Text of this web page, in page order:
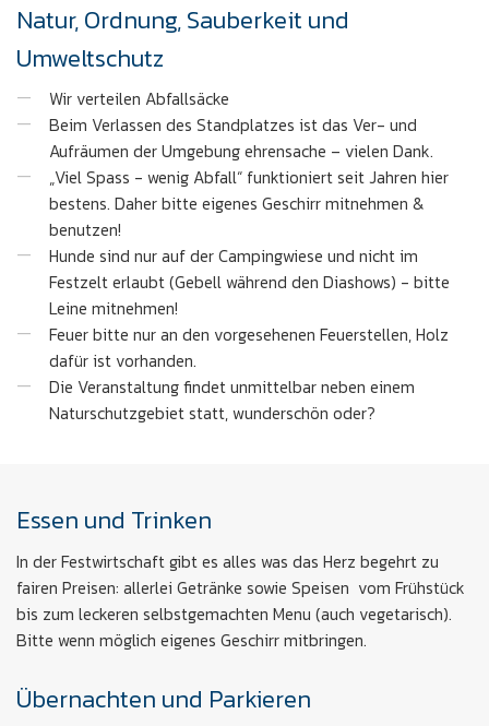
Natur, Ordnung, Sauberkeit und
Umweltschutz
Wir verteilen Abfallsäcke
Beim Verlassen des Standplatzes ist das Ver- und
Aufräumen der Umgebung ehrensache – vielen Dank.
„Viel Spass - wenig Abfall“ funktioniert seit Jahren hier
bestens. Daher bitte eigenes Geschirr mitnehmen &
benutzen!
Hunde sind nur auf der Campingwiese und nicht im
Festzelt erlaubt (Gebell während den Diashows) - bitte
Leine mitnehmen!
Feuer bitte nur an den vorgesehenen Feuerstellen, Holz
dafür ist vorhanden.
Die Veranstaltung findet unmittelbar neben einem
Naturschutzgebiet statt, wunderschön oder?
Essen und Trinken
In der Festwirtschaft gibt es alles was das Herz begehrt zu
fairen Preisen: allerlei Getränke sowie Speisen vom Frühstück
bis zum leckeren selbstgemachten Menu (auch vegetarisch).
Bitte wenn möglich eigenes Geschirr mitbringen.
Übernachten und Parkieren